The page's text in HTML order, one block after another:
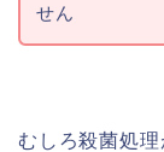
せん
むしろ殺菌処